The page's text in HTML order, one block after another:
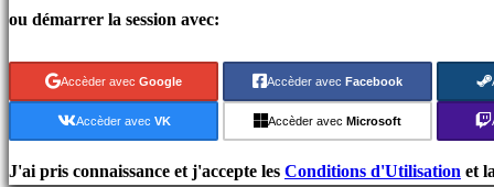
d'Action
Jeux
de
Stratégie
Jeux
ou démarrer la session avec:
Accèder avec Google Accèder avec Facebook
Accèder avec VK Accèder avec Microsoft
J'ai pris connaissance et j'accepte les Conditions d'Utilisation et la